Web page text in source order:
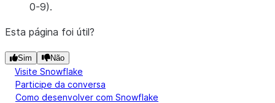
0-9).
Esta página foi útil?
Sim Não
Visite Snowflake
Participe da conversa
Como desenvolver com Snowflake